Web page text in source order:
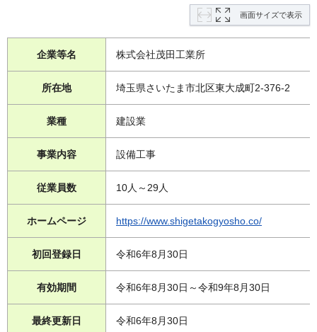
画面サイズで表示
企業等名 株式会社茂田工業所
所在地 埼玉県さいたま市北区東大成町2-376-2
業種 建設業
事業内容 設備工事
従業員数 10人～29人
ホームページ https://www.shigetakogyosho.co/
初回登録日 令和6年8月30日
有効期間 令和6年8月30日～令和9年8月30日
最終更新日 令和6年8月30日